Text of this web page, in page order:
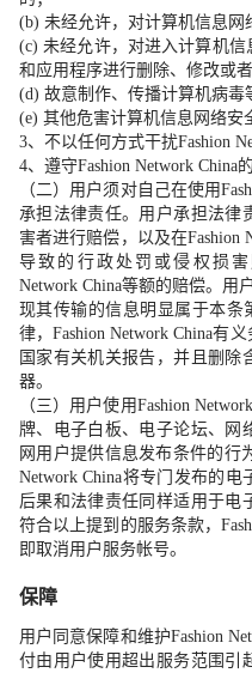
(b) 未经允许，对计算机信息网
(c)未经允许，对进入计算机
和应用程序进行删除、修改或者
(d) 故意制作、传播计算机病毒
(e) 其他危害计算机信息网络安
3、不以任何方式干扰Fashion
4、遵守Fashion Network China
（二）用户须对自己在使用
承担法律责任。用户承担法律
害者进行赔偿，以及在Fashion
导致的行政处罚或侵权损
Network China等额的赔偿。用
现其传输的信息明显属于本条
律，Fashion Network China有义
国家有关机关报告，并且删除
器。
（三）用户使用Fashion
牌、电子白板、电子论坛、网
网用户提供信息发布条件的行
Network China将专门发布的电
后果和法律责任同样适用于电
符合以上提到的服务条款，
即取消用户服务帐号。
保障
用户同意保障和维护Fashion
付由用户使用超出服务范围引